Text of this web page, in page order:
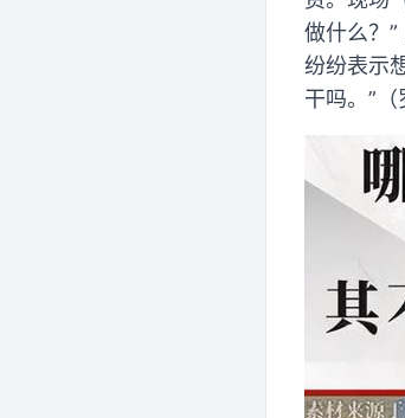
做什么？
纷纷表示
干吗。”（